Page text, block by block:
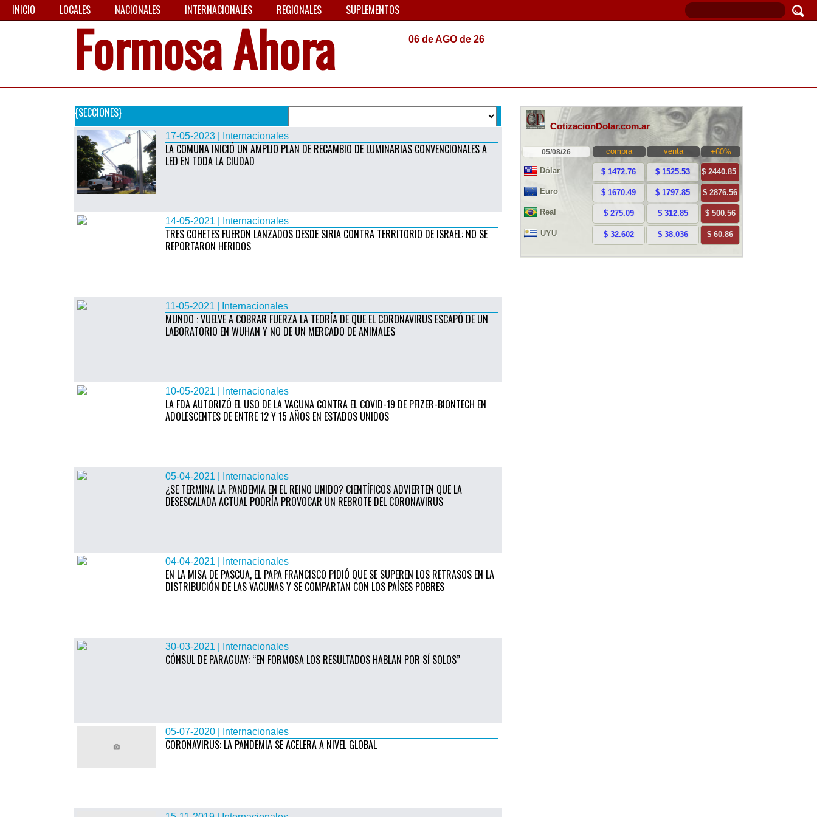
INICIO LOCALES NACIONALES INTERNACIONALES REGIONALES SUPLEMENTOS
Formosa Ahora 06 de AGO de 26
{SECCIONES}
17-05-2023 | Internacionales
LA COMUNA INICIÓ UN AMPLIO PLAN DE RECAMBIO DE LUMINARIAS CONVENCIONALES A
LED EN TODA LA CIUDAD
14-05-2021 | Internacionales
TRES COHETES FUERON LANZADOS DESDE SIRIA CONTRA TERRITORIO DE ISRAEL: NO SE
REPORTARON HERIDOS
11-05-2021 | Internacionales
MUNDO : VUELVE A COBRAR FUERZA LA TEORÍA DE QUE EL CORONAVIRUS ESCAPÓ DE UN
LABORATORIO EN WUHAN Y NO DE UN MERCADO DE ANIMALES
10-05-2021 | Internacionales
LA FDA AUTORIZÓ EL USO DE LA VACUNA CONTRA EL COVID-19 DE PFIZER-BIONTECH EN
ADOLESCENTES DE ENTRE 12 Y 15 AÑOS EN ESTADOS UNIDOS
05-04-2021 | Internacionales
¿SE TERMINA LA PANDEMIA EN EL REINO UNIDO? CIENTÍFICOS ADVIERTEN QUE LA
DESESCALADA ACTUAL PODRÍA PROVOCAR UN REBROTE DEL CORONAVIRUS
04-04-2021 | Internacionales
EN LA MISA DE PASCUA, EL PAPA FRANCISCO PIDIÓ QUE SE SUPEREN LOS RETRASOS EN LA
DISTRIBUCIÓN DE LAS VACUNAS Y SE COMPARTAN CON LOS PAÍSES POBRES
30-03-2021 | Internacionales
CÓNSUL DE PARAGUAY: “EN FORMOSA LOS RESULTADOS HABLAN POR SÍ SOLOS”
05-07-2020 | Internacionales
CORONAVIRUS: LA PANDEMIA SE ACELERA A NIVEL GLOBAL